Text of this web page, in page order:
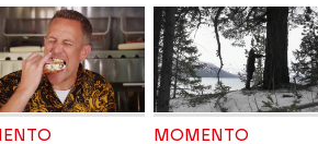
MOMENTO